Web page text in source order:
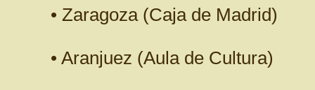
• Zaragoza (Caja de Madrid)
• Aranjuez (Aula de Cultura)